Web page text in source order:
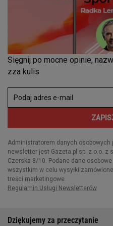
Dziękujemy za przeczytanie